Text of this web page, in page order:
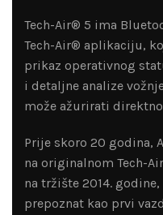
Tech-Air® 5 ima
Tech-Air® aplikaciju,
prikaz operativnog
i detaljne analize
može ažurirati
Prije skoro 20 godina,
na originalnom Tech-
na tržište 2014.
prepoznat kao prvi